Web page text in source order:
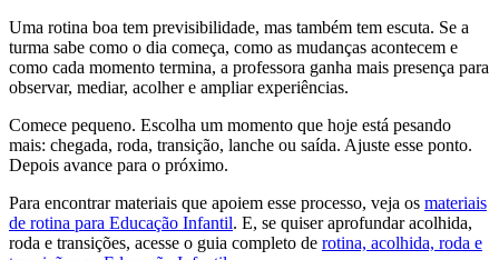
Uma rotina boa tem previsibilidade, mas também tem escuta. Se a
turma sabe como o dia começa, como as mudanças acontecem e
como cada momento termina, a professora ganha mais presença para
observar, mediar, acolher e ampliar experiências.
Comece pequeno. Escolha um momento que hoje está pesando
mais: chegada, roda, transição, lanche ou saída. Ajuste esse ponto.
Depois avance para o próximo.
Para encontrar materiais que apoiem esse processo, veja os materiais
de rotina para Educação Infantil. E, se quiser aprofundar acolhida,
roda e transições, acesse o guia completo de rotina, acolhida, roda e